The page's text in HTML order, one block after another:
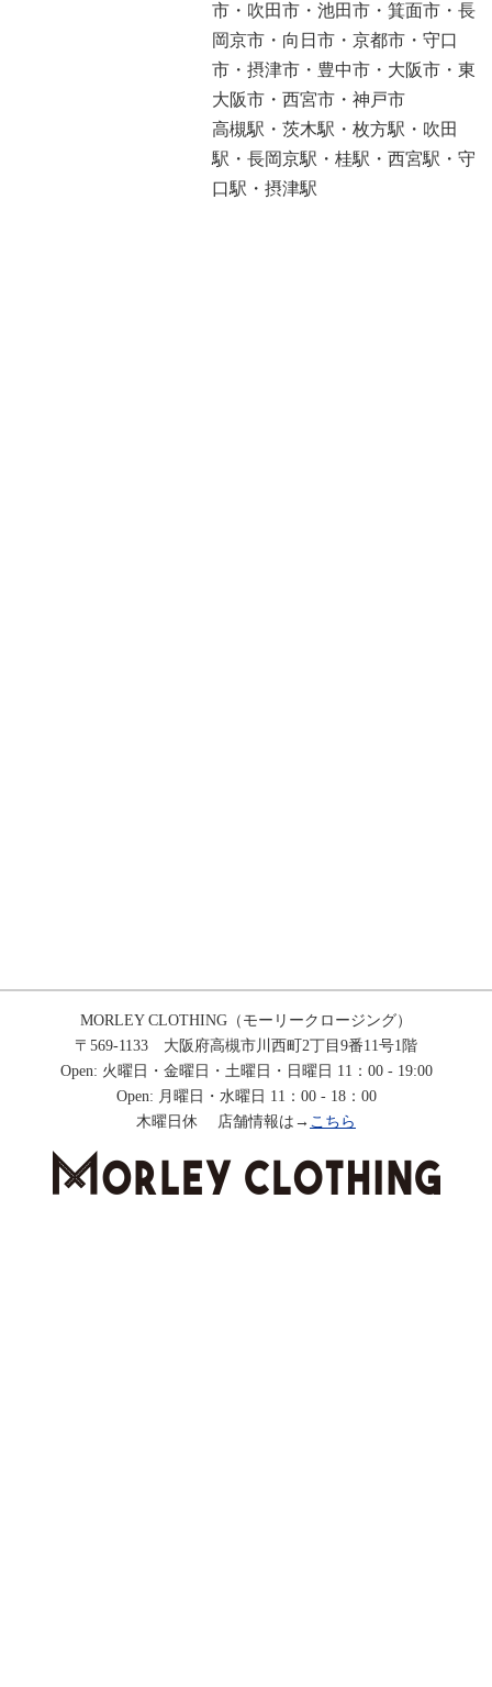
市・吹田市・池田市・箕面市・長
岡京市・向日市・京都市・守口
市・摂津市・豊中市・大阪市・東
大阪市・西宮市・神戸市
高槻駅・茨木駅・枚方駅・吹田
駅・長岡京駅・桂駅・西宮駅・守
口駅・摂津駅
MORLEY CLOTHING（モーリークロージング）
〒569-1133 大阪府高槻市川西町2丁目9番11号1階
Open: 火曜日・金曜日・土曜日・日曜日 11：00 - 19:00
Open: 月曜日・水曜日 11：00 - 18：00
木曜日休 店舗情報は→ こちら